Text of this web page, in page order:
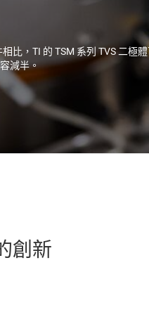
比，TI 的 TSM 系列 TVS 二極
減半。
創新